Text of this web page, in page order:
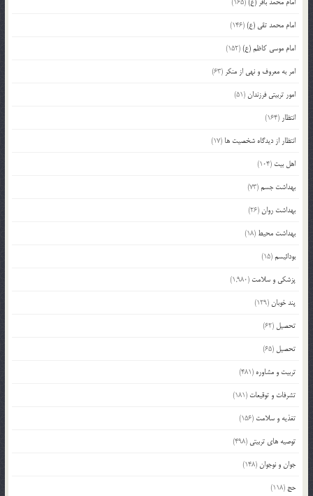
امام محمد تقی (ع)(146)
امام موسی کاظم (ع)(152)
امر به معروف و نهی از منکر (63)
امور تربیتی فرزندان(51)
انتظار (164)
انتظار از دیدگاه شخصیت ها (17)
اهل بیت (104)
بهداشت جسم(73)
بهداشت روان(26)
بهداشت محیط (18)
بودائیسم(15)
پزشکی و سلامت (1,980)
پند خوبان(129)
تحصیل (62)
تحصیل (65)
تربیت و مشاوره (481)
تشرفات و توقیعات (181)
تغذیه و سلامت (156)
توصیه های تربیتی (498)
جوان و نوجوان(148)
حج (118)